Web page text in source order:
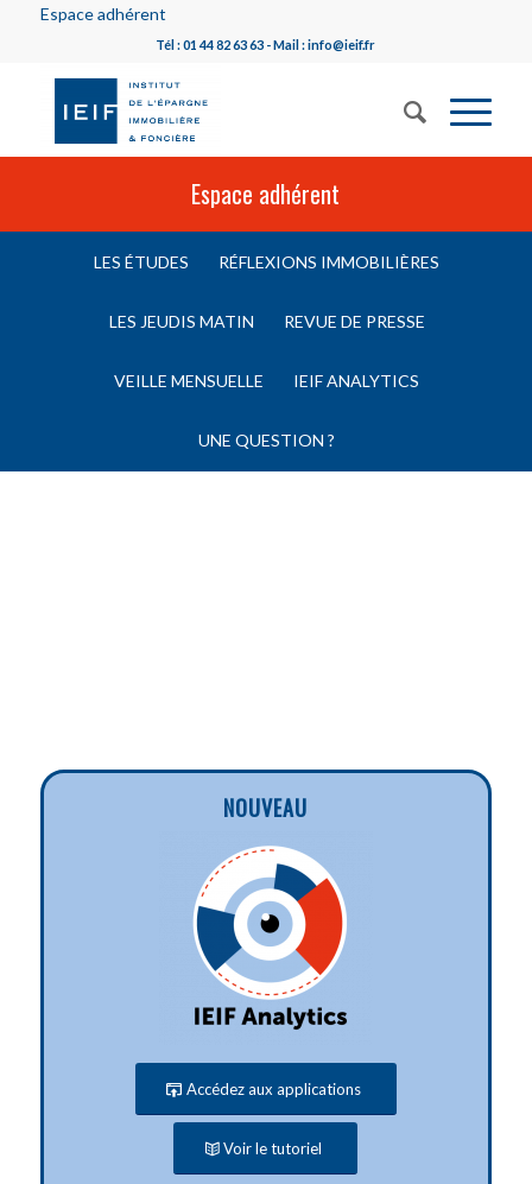
Espace adhérent
Tél : 01 44 82 63 63 - Mail : info@ieif.fr
Espace adhérent
LES ÉTUDES RÉFLEXIONS IMMOBILIÈRES
LES JEUDIS MATIN REVUE DE PRESSE
VEILLE MENSUELLE IEIF ANALYTICS
UNE QUESTION ?
NOUVEAU
Accédez aux applications
Voir le tutoriel